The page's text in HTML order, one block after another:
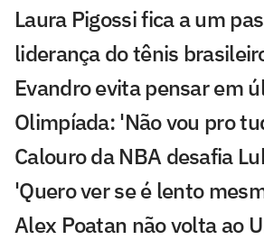
Laura Pigossi fica a um
liderança do tênis
Evandro evita pensar em
Olimpíada: 'Não vou pro
Calouro da NBA desafia
'Quero ver se é lento
Alex Poatan não volta ao